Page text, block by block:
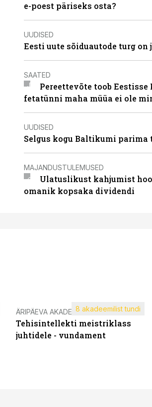
e-poest päriseks osta?
UUDISED
Eesti uute sõiduautode turg
SAATED
Pereettevõte toob Eestisse
fetatünni maha müüa ei ole
UUDISED
Selgus kogu Baltikumi
MAJANDUSTULEMUSED
Ulatuslikust kahjumist
omanik kopsaka dividendi
ÄRIPÄEVA AKADEEMIA
Tehisintellekti meistriklass
juhtidele - vundament
8 akadeemilist tundi